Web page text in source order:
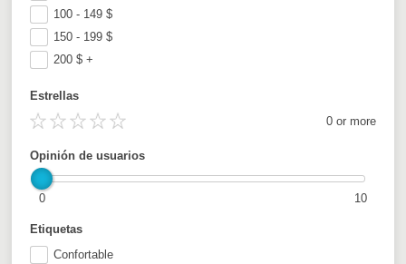
Etiquetas
Confortable
Estrellas
0 or more
Opinión de usuarios
0 10
100 - 149$
150 - 199$
200$ +